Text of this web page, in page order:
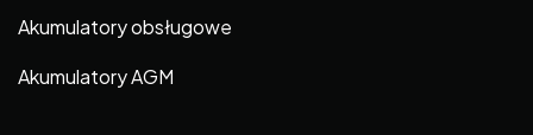
Akumulatory obsługowe
Akumulatory AGM